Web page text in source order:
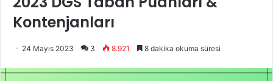
Kontenjanları
24 Mayıs 2023 3 8.921 8 dakika okuma süresi